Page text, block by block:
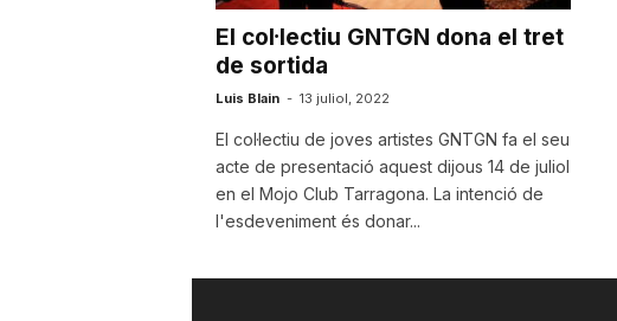
o
n
El col·lectiu GNTGN dona el tret
de sortida
Luis Blain - 13 juliol, 2022
El col·lectiu de joves artistes GNTGN fa el seu
acte de presentació aquest dijous 14 de juliol
en el Mojo Club Tarragona. La intenció de
l'esdeveniment és donar...